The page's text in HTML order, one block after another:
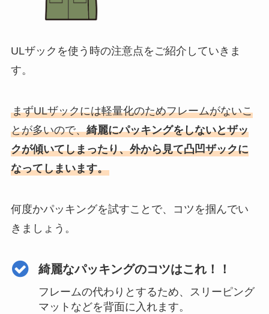
ULザックを使う時の注意点をご紹介していきま
す。
まずULザックには軽量化のためフレームがないこ
とが多いので、綺麗にパッキングをしないとザッ
クが傾いてしまったり、外から見て凸凹ザックに
なってしまいます。
何度かパッキングを試すことで、コツを掴んでい
きましょう。
綺麗なパッキングのコツはこれ！！
フレームの代わりとするため、スリーピング
マットなどを背面に入れます。